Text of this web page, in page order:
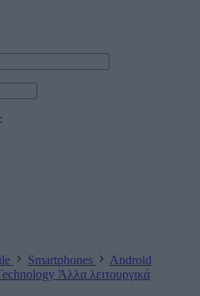
Smartphones
Android
Άλλα λειτουργικά